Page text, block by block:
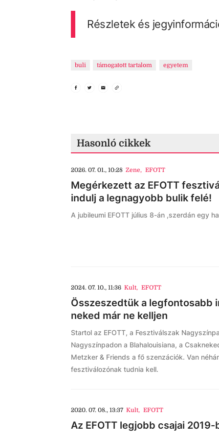
Részletek és
buli támogatott tartalom egyetem
Hasonló cikkek
2026. 07. 01., 10:28 Zene, EFOTT
Megérkezett az EFOTT
indulj a legnagyobb bulik felé!
A jubileumi EFOTT július 8-án ,szerdán egy
2024. 07. 10., 11:36 Kult, EFOTT
Összeszedtük a legfontosabb
neked már ne kelljen
Startol az EFOTT, a Fesztiválszak
Nagyszínpadon a Blahalouisiana, a
Metzker & Friends a fő szenzációk. Van
fesztiválozónak tudnia kell.
2020. 07. 08., 13:37 Kult, EFOTT
Az EFOTT legjobb csajai 2019-